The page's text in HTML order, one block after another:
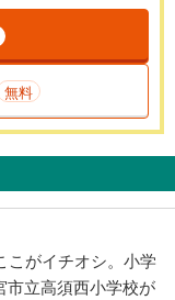
無料
こがイチオシ。小学
市立高須西小学校が